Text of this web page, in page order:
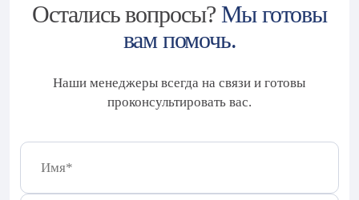
Остались вопросы? Мы готовы
вам помочь.
Наши менеджеры всегда на связи и готовы
проконсультировать вас.